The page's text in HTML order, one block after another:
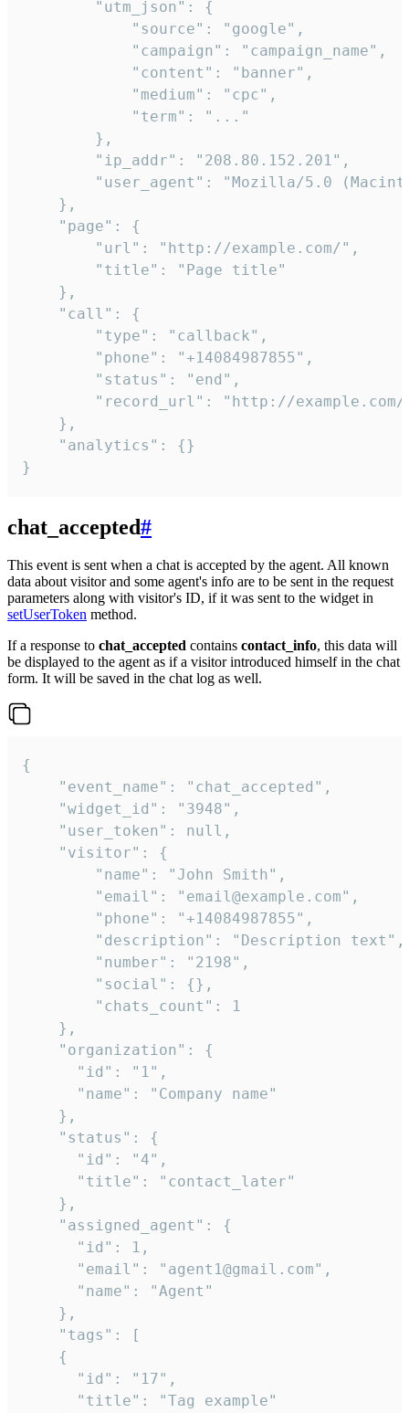
        "utm_json": {
            "source": "google",
            "campaign": "campaign_name",
            "content": "banner",
            "medium": "cpc",
            "term": "..."
        },
        "ip_addr": "208.80.152.201",
"user_agent": "Mozilla/5.0
    },
    "page": {
        "url": "http://example.com/",
        "title": "Page title"
    },
    "call": {
        "type": "callback",
        "phone": "+14084987855",
        "status": "end",
"record_url": "http://
    },
    "analytics": {}
}
chat_accepted#
This event is sent when a chat is accepted by the agent. All known
data about visitor and some agent's info are to be sent in the request
parameters along with visitor's ID, if it was sent to the widget in
setUserToken method.
If a response to chat_accepted contains contact_info, this data will
be displayed to the agent as if a visitor introduced himself in the chat
form. It will be saved in the chat log as well.
{
    "event_name": "chat_accepted",
    "widget_id": "3948",
    "user_token": null,
    "visitor": {
        "name": "John Smith",
        "email": "email@example.com",
        "phone": "+14084987855",
        "description": "Description text",
        "number": "2198",
        "social": {},
        "chats_count": 1
    },
    "organization": {
      "id": "1",
      "name": "Company name"
    },
    "status": {
      "id": "4",
      "title": "contact_later"
    },
    "assigned_agent": {
      "id": 1,
      "email": "agent1@gmail.com",
      "name": "Agent"
    },
    "tags": [
    {
      "id": "17",
      "title": "Tag example"